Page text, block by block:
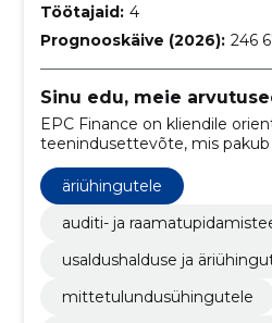
Töötajaid: 4
Prognooskäive (2026): 246
Sinu edu, meie
EPC Finance on kliendile
teenindusettevõte, mis
raamatupidamisteenust.
äriühingutele
auditi- ja
usaldushalduse ja
mittetulundusühingutele